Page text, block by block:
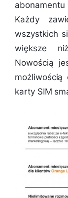
Każdy
wszystkich
większe
Nowością
karty SIM